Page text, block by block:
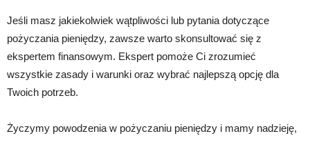
Jeśli masz jakiekolwiek wątpliwości lub pytania dotyczące
pożyczania pieniędzy, zawsze warto skonsultować się z
ekspertem finansowym. Ekspert pomoże Ci zrozumieć
wszystkie zasady i warunki oraz wybrać najlepszą opcję dla
Twoich potrzeb.
Życzymy powodzenia w pożyczaniu pieniędzy i mamy nadzieję,